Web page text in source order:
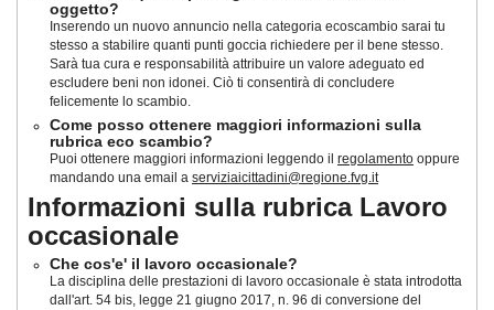
oggetto?
Inserendo un nuovo annuncio nella categoria ecoscambio sarai tu
stesso a stabilire quanti punti goccia richiedere per il bene stesso.
Sarà tua cura e responsabilità attribuire un valore adeguato ed
escludere beni non idonei. Ciò ti consentirà di concludere
felicemente lo scambio.
Come posso ottenere maggiori informazioni sulla
rubrica eco scambio?
Puoi ottenere maggiori informazioni leggendo il regolamento oppure
mandando una email a serviziaicittadini@regione.fvg.it
Informazioni sulla rubrica Lavoro
occasionale
Che cos'e' il lavoro occasionale?
La disciplina delle prestazioni di lavoro occasionale è stata introdotta
dall'art. 54 bis, legge 21 giugno 2017, n. 96 di conversione del